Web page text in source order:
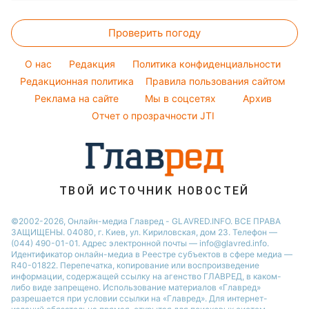
Филипп Киркоров
Елена Зеленская
Ани Лорак
Кейт Миддлтон
Алла Пугачева
Праздничное меню
Комнатные растения
Денежная помощь
Тарифы
Курс валют
Магнитные бури
Погода на сегодня
Погода на завтра
Пылевая буря
Проверить погоду
O нас Редакция
Политика конфиденциальности
Редакционная политика
Правила пользования сайтом
Реклама на сайте
Мы в соцсетях
Архив
Отчет о прозрачности JTI
ТВОЙ ИСТОЧНИК НОВОСТЕЙ
©2002-2026, Онлайн-медиа Главред - GLAVRED.INFO. ВСЕ ПРАВА
ЗАЩИЩЕНЫ. 04080, г. Киев, ул. Кириловская, дом 23. Телефон —
(044) 490-01-01. Адрес электронной почты — info@glavred.info.
Идентификатор онлайн-медиа в Реестре cубъектов в сфере медиа —
R40-01822. Перепечатка, копирование или воспроизведение
информации, содержащей ссылку на агенство ГЛАВРЕД, в каком-
либо виде запрещено. Использование материалов «Главред»
разрешается при условии ссылки на «Главред». Для интернет-